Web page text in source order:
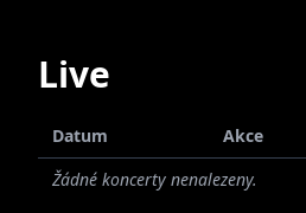
Live
Datum
Akce
Žádné koncerty nenalezeny.